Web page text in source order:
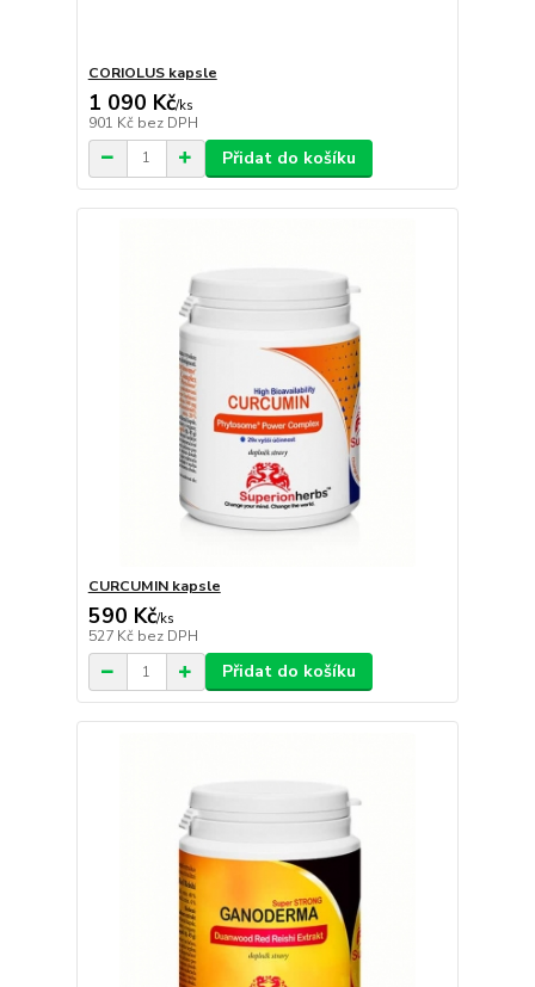
CORIOLUS kapsle
1 090 Kč/ks
901 Kč bez DPH
Přidat do košíku
CURCUMIN kapsle
590 Kč/ks
527 Kč bez DPH
Přidat do košíku